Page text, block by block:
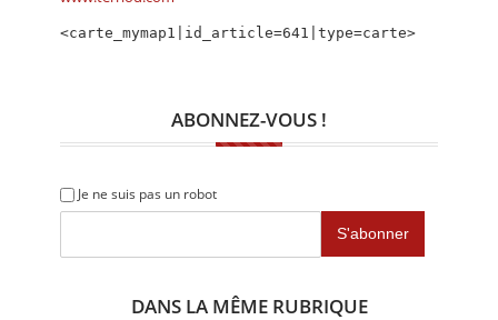
<carte_mymap1|id_article=641|type=carte>
ABONNEZ-VOUS !
Je ne suis pas un robot
DANS LA MÊME RUBRIQUE